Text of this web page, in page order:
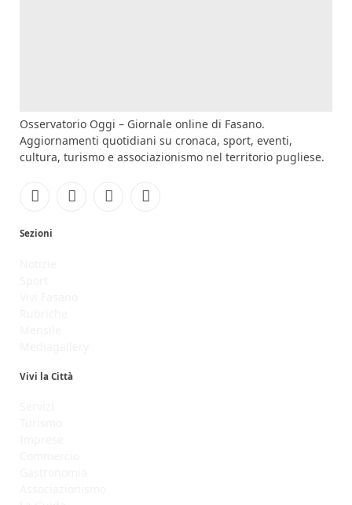
Osservatorio Oggi – Giornale online di Fasano.
Aggiornamenti quotidiani su cronaca, sport, eventi,
cultura, turismo e associazionismo nel territorio pugliese.
FacebookInstagramYouTubeRSS
Sezioni
Vivi la Città